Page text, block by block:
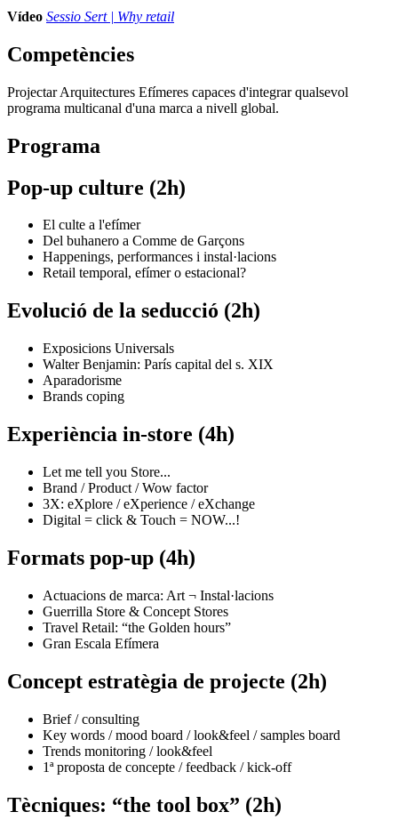
Vídeo Sessio Sert | Why retail
Competències
Projectar Arquitectures Efímeres capaces d'integrar qualsevol
programa multicanal d'una marca a nivell global.
Programa
Pop-up culture (2h)
El culte a l'efímer
Del buhanero a Comme de Garçons
Happenings, performances i instal·lacions
Retail temporal, efímer o estacional?
Evolució de la seducció (2h)
Exposicions Universals
Walter Benjamin: París capital del s. XIX
Aparadorisme
Brands coping
Experiència in-store (4h)
Let me tell you Store...
Brand / Product / Wow factor
3X: eXplore / eXperience / eXchange
Digital = click & Touch = NOW...!
Formats pop-up (4h)
Actuacions de marca: Art ¬ Instal·lacions
Guerrilla Store & Concept Stores
Travel Retail: “the Golden hours”
Gran Escala Efímera
Concept estratègia de projecte (2h)
Brief / consulting
Key words / mood board / look&feel / samples board
Trends monitoring / look&feel
1ª proposta de concepte / feedback / kick-off
Tècniques: “the tool box” (2h)